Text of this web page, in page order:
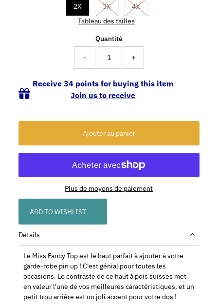
2X 3X
4X
Tableau des tailles
Quantité
- +
Receive 34 points for buying this item
Join us to receive
Plus de moyens de paiement
ADD TO WISHLIST
Détails
Le Miss Fancy Top est le haut parfait à ajouter à votre
garde-robe pin up ! C'est génial pour toutes les
occasions. Le contraste de ce haut à pois suisses met
en valeur l'une de vos meilleures caractéristiques, et un
petit trou arrière est un joli accent pour votre dos !